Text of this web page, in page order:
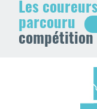
Les
parcouru
compétition